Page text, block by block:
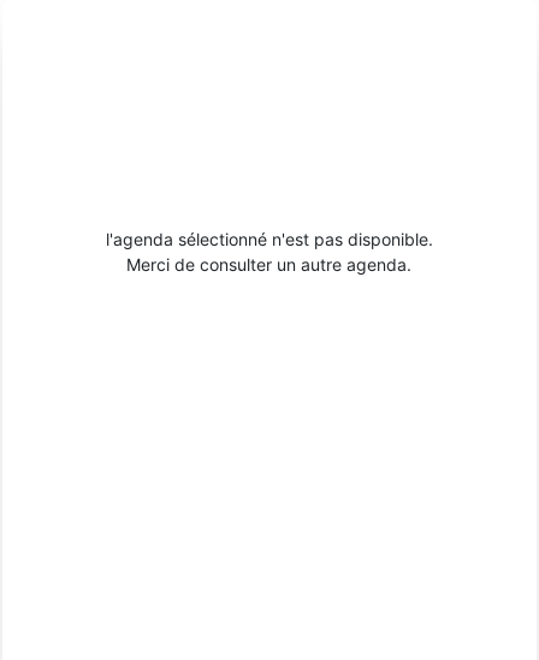
l'agenda sélectionné n'est pas disponible.
Merci de consulter un autre agenda.